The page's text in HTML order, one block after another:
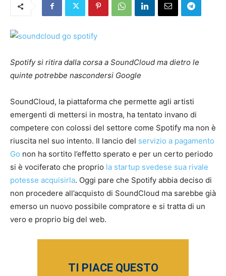
Spotify si ritira dalla corsa a SoundCloud ma dietro le
quinte potrebbe nascondersi Google
SoundCloud, la piattaforma che permette agli artisti
emergenti di mettersi in mostra, ha tentato invano di
competere con colossi del settore come Spotify ma non è
riuscita nel suo intento. Il lancio del servizio a pagamento
Go non ha sortito l’effetto sperato e per un certo periodo
si è vociferato che proprio la startup svedese sua rivale
potesse acquisirla. Oggi pare che Spotify abbia deciso di
non procedere all’acquisto di SoundCloud ma sarebbe già
emerso un nuovo possibile compratore e si tratta di un
vero e proprio big del web.
TI PIACE QUESTO